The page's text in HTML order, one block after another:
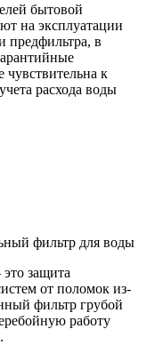
бытовой
на эксплуатации
предфильтра, в
чувствительна к
расхода воды
фильтр для воды
защита
от поломок из-
фильтр грубой
работу